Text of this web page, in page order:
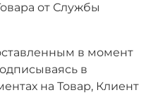
от Службы
в момент
в
на Товар, Клиент